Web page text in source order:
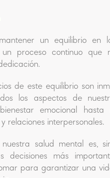
un equilibrio en
proceso continuo que
de este equilibrio son
los aspectos de
emocional hasta
relaciones interpersonales.
nuestra salud mental es,
decisiones más
para garantizar una